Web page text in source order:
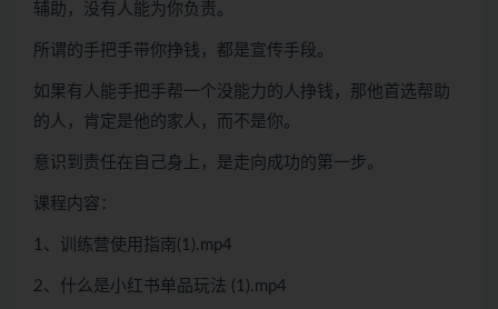
辅助，没有人能为你负责。
所谓的手把手带你挣钱，都是宣传手段。
如果有人能手把手帮一个没能力的人挣钱，那他首选帮助
的人，肯定是他的家人，而不是你。
意识到责任在自己身上，是走向成功的第一步。
课程内容：
1、训练营使用指南(1).mp4
2、什么是小红书单品玩法 (1).mp4